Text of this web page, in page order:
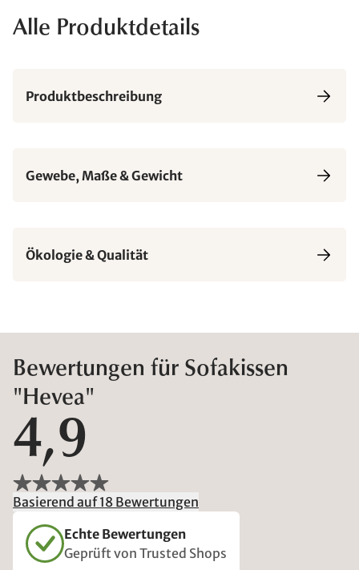
Alle Produktdetails
Produktbeschreibung
Gewebe, Maße & Gewicht
Ökologie & Qualität
Bewertungen für Sofakissen
"Hevea"
4,9
Basierend auf 18 Bewertungen
Echte Bewertungen
Geprüft von Trusted Shops